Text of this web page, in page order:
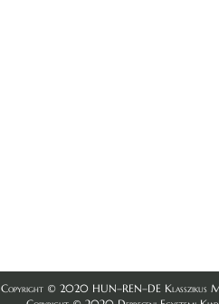
Copyright © 2020 HUN–REN–DE Klasszikus